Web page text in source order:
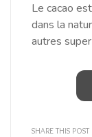
Le cacao
dans la
autres
SHARE THIS POST